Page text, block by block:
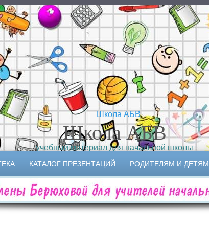
Школа АБВ
учебный материал для начальной школы
КАТАЛОГ ПРЕЗЕНТАЦИЙ РОДИТЕЛЯМ И ДЕТЯМ